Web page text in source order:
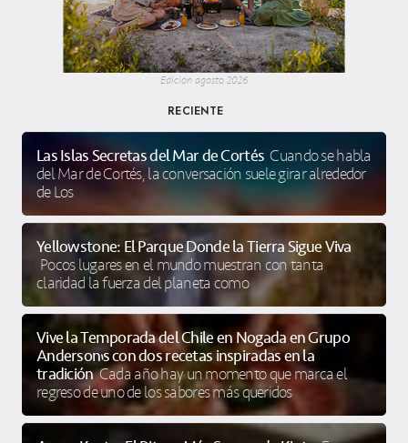
Edición agosto 2026
RECIENTE
Las Islas Secretas del Mar de Cortés Cuando se habla
del Mar de Cortés, la conversación suele girar alrededor
de Los
Yellowstone: El Parque Donde la Tierra Sigue Viva
Pocos lugares en el mundo muestran con tanta
claridad la fuerza del planeta como
Vive la Temporada del Chile en Nogada en Grupo
Anderson’s con dos recetas inspiradas en la
tradición Cada año hay un momento que marca el
regreso de uno de los sabores más queridos